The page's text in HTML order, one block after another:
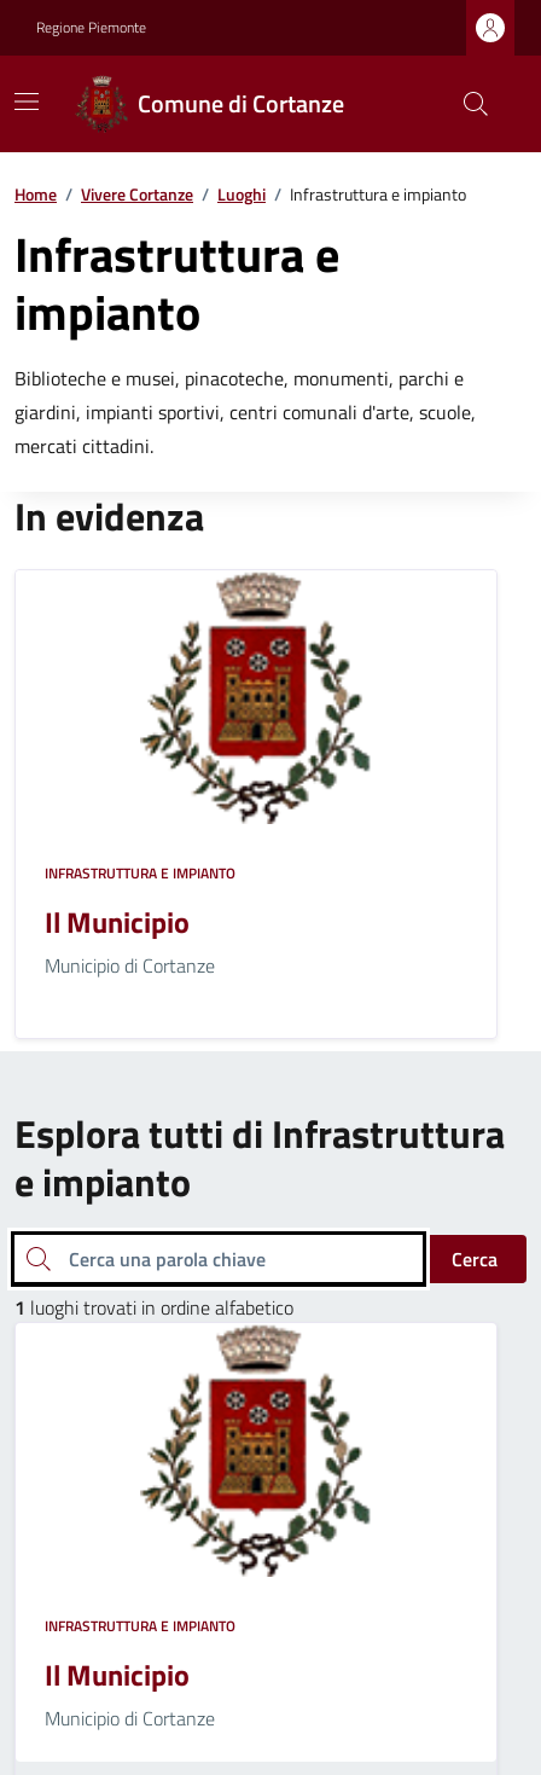
Regione Piemonte
Comune di Cortanze
Home / Vivere Cortanze / Luoghi / Infrastruttura e impianto
Infrastruttura e
impianto
Biblioteche e musei, pinacoteche, monumenti, parchi e
giardini, impianti sportivi, centri comunali d'arte, scuole,
mercati cittadini.
In evidenza
INFRASTRUTTURA E IMPIANTO
Il Municipio
Municipio di Cortanze
Esplora tutti di Infrastruttura
e impianto
Cerca una parola chiave
Cerca
1 luoghi trovati in ordine alfabetico
INFRASTRUTTURA E IMPIANTO
Il Municipio
Municipio di Cortanze